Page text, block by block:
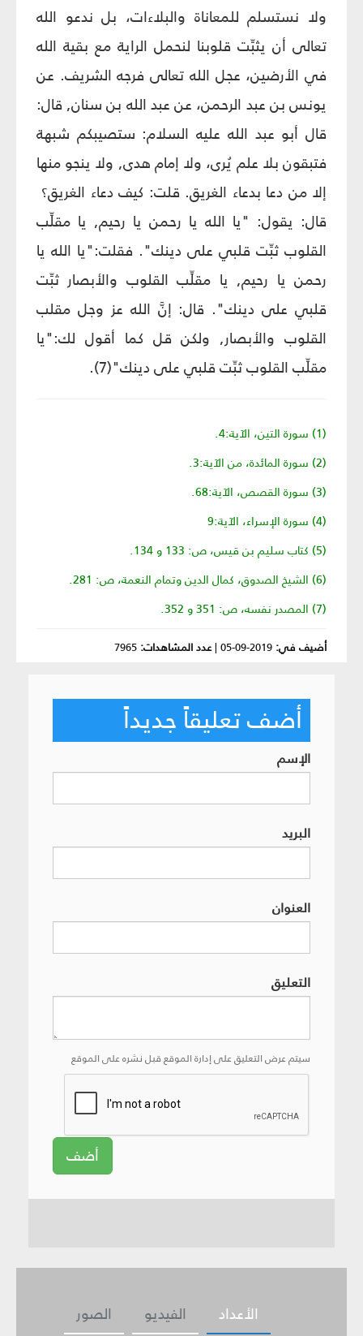
ولا نستسلم للمعاناة والبلاءات، بل ندعو الله
تعالى أن يثبِّت قلوبنا لنحمل الراية مع بقية الله
في الأرضين، عجل الله تعالى فرجه الشريف. عن
يونس بن عبد الرحمن، عن عبد الله بن سنان, قال:
قال أبو عبد الله عليه السلام: ستصيبكم شبهة
فتبقون بلا علم يُرى، ولا إمام هدى, ولا ينجو منها
إلا من دعا بدعاء الغريق. قلت: كيف دعاء الغريق؟
قال: يقول: "يا الله يا رحمن يا رحيم, يا مقلِّب
القلوب ثبِّت قلبي على دينك". فقلت:"يا الله يا
رحمن يا رحيم, يا مقلِّب القلوب والأبصار ثبِّت
قلبي على دينك". قال: إنَّ الله عز وجل مقلب
القلوب والأبصار, ولكن قل كما أقول لك:"يا
مقلِّب القلوب ثبِّت قلبي على دينك"(7).
(1) سورة التين، الآية:4.
(2) سورة المائدة، من الآية:3.
(3) سورة القصص، الآية:68.
(4) سورة الإسراء، الآية:9
(5) كتاب سليم بن قيس، ص: 133 و 134.
(6) الشيخ الصدوق، كمال الدين وتمام النعمة، ص: 281.
(7) المصدر نفسه، ص: 351 و 352.
أضيف في: 2019-09-05
|عدد المشاهدات: 7965
أضف تعليقاً جديداً
الإسم
البريد
العنوان
التعليق
سيتم عرض التعليق على إدارة الموقع قبل نشره على الموقع
أضف
الصور الفيديو الأعداد